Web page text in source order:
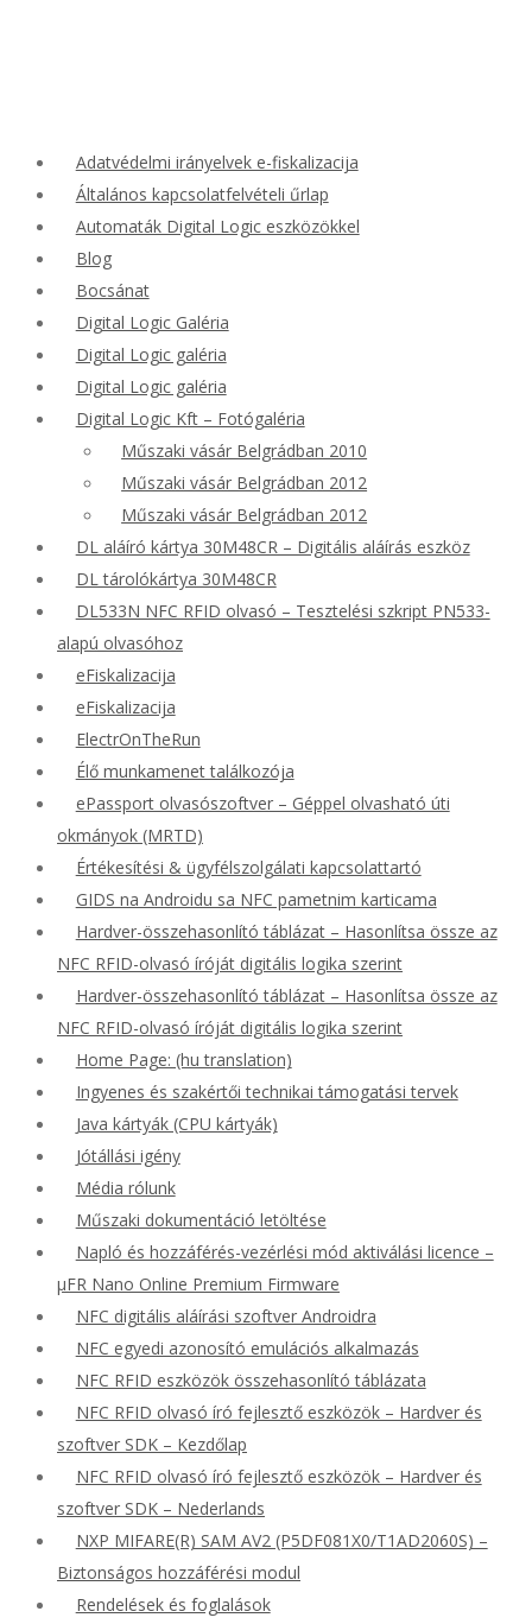
Adatvédelmi irányelvek e-fiskalizacija
Általános kapcsolatfelvételi űrlap
Automaták Digital Logic eszközökkel
Blog
Bocsánat
Digital Logic Galéria
Digital Logic galéria
Digital Logic galéria
Digital Logic Kft – Fotógaléria
Műszaki vásár Belgrádban 2010
Műszaki vásár Belgrádban 2012
Műszaki vásár Belgrádban 2012
DL aláíró kártya 30M48CR – Digitális aláírás eszköz
DL tárolókártya 30M48CR
DL533N NFC RFID olvasó – Tesztelési szkript PN533-
alapú olvasóhoz
eFiskalizacija
eFiskalizacija
ElectrOnTheRun
Élő munkamenet találkozója
ePassport olvasószoftver – Géppel olvasható úti
okmányok (MRTD)
Értékesítési & ügyfélszolgálati kapcsolattartó
GIDS na Androidu sa NFC pametnim karticama
Hardver-összehasonlító táblázat – Hasonlítsa össze az
NFC RFID-olvasó íróját digitális logika szerint
Hardver-összehasonlító táblázat – Hasonlítsa össze az
NFC RFID-olvasó íróját digitális logika szerint
Home Page: (hu translation)
Ingyenes és szakértői technikai támogatási tervek
Java kártyák (CPU kártyák)
Jótállási igény
Média rólunk
Műszaki dokumentáció letöltése
Napló és hozzáférés-vezérlési mód aktiválási licence –
μFR Nano Online Premium Firmware
NFC digitális aláírási szoftver Androidra
NFC egyedi azonosító emulációs alkalmazás
NFC RFID eszközök összehasonlító táblázata
NFC RFID olvasó író fejlesztő eszközök – Hardver és
szoftver SDK – Kezdőlap
NFC RFID olvasó író fejlesztő eszközök – Hardver és
szoftver SDK – Nederlands
NXP MIFARE(R) SAM AV2 (P5DF081X0/T1AD2060S) –
Biztonságos hozzáférési modul
Rendelések és foglalások